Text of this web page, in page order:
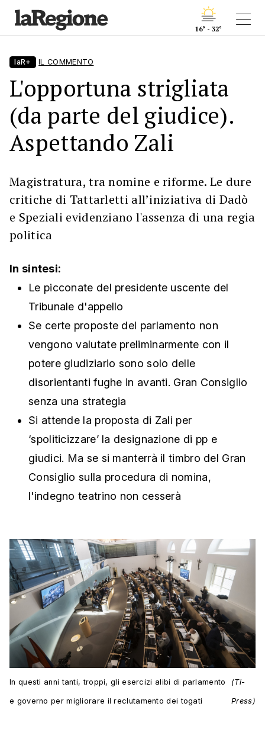
16° - 32°
laR+ IL COMMENTO
L'opportuna strigliata
(da parte del giudice).
Aspettando Zali
Magistratura, tra nomine e riforme. Le dure
critiche di Tattarletti all’iniziativa di Dadò
e Speziali evidenziano l'assenza di una regia
politica
In sintesi:
Le picconate del presidente uscente del
Tribunale d'appello
Se certe proposte del parlamento non
vengono valutate preliminarmente con il
potere giudiziario sono solo delle
disorientanti fughe in avanti. Gran Consiglio
senza una strategia
Si attende la proposta di Zali per
‘spoliticizzare’ la designazione di pp e
giudici. Ma se si manterrà il timbro del Gran
Consiglio sulla procedura di nomina,
l'indegno teatrino non cesserà
In questi anni tanti, troppi, gli esercizi alibi di parlamento
e governo per migliorare il reclutamento dei togati
(Ti-
Press)